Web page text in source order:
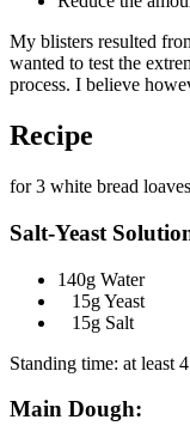
My blisters resulted
wanted to test the
process. I believe
Recipe
for 3 white bread
Salt-Yeast
140g Water
15g Yeast
15g Salt
Standing time: at least
Main Dough: